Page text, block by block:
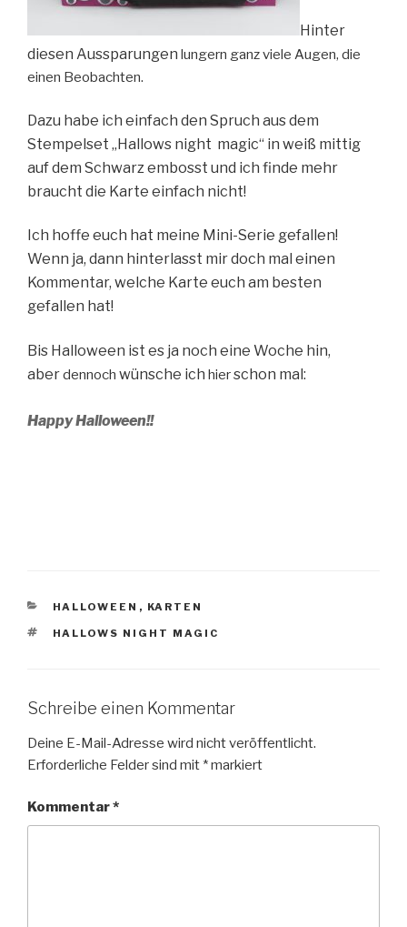
Hinter
diesen Aussparungen lungern ganz viele Augen, die
einen Beobachten.
Dazu habe ich einfach den Spruch aus dem
Stempelset „Hallows night magic“ in weiß mittig
auf dem Schwarz embosst und ich finde mehr
braucht die Karte einfach nicht!
Ich hoffe euch hat meine Mini-Serie gefallen!
Wenn ja, dann hinterlasst mir doch mal einen
Kommentar, welche Karte euch am besten
gefallen hat!
Bis Halloween ist es ja noch eine Woche hin,
aberdennoch wünsche ich hierschon mal:
Happy Halloween!!
KATEGORIEN
HALLOWEEN , KARTEN
SCHLAGWÖRTER
HALLOWS NIGHT MAGIC
Schreibe einen Kommentar
Deine E-Mail-Adresse wird nicht veröffentlicht.
Erforderliche Felder sind mit *markiert
Kommentar*